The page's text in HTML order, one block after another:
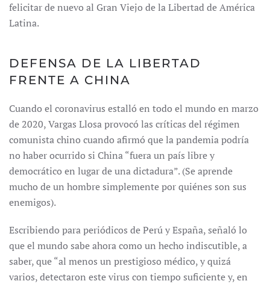
felicitar de nuevo al Gran Viejo de la Libertad de América
Latina.
DEFENSA DE LA LIBERTAD
FRENTE A CHINA
Cuando el coronavirus estalló en todo el mundo en marzo
de 2020, Vargas Llosa provocó las críticas del régimen
comunista chino cuando afirmó que la pandemia podría
no haber ocurrido si China “fuera un país libre y
democrático en lugar de una dictadura”. (Se aprende
mucho de un hombre simplemente por quiénes son sus
enemigos).
Escribiendo para periódicos de Perú y España, señaló lo
que el mundo sabe ahora como un hecho indiscutible, a
saber, que “al menos un prestigioso médico, y quizá
varios, detectaron este virus con tiempo suficiente y, en